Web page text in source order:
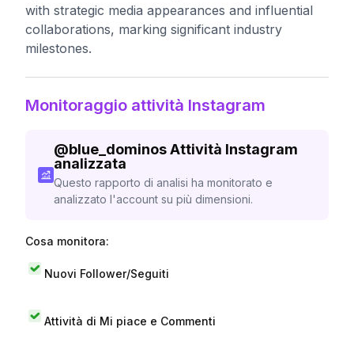
with strategic media appearances and influential
collaborations, marking significant industry
milestones.
Monitoraggio attività Instagram
@blue_dominosAttività Instagram
analizzata
Questo rapporto di analisi ha monitorato e
analizzato l'account su più dimensioni.
Cosa monitora:
Nuovi Follower/Seguiti
Attività di Mi piace e Commenti